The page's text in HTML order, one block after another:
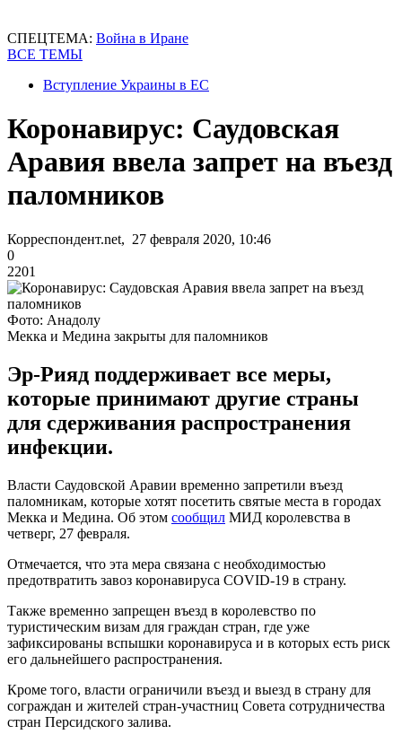
СПЕЦТЕМА: Война в Иране
ВСЕ ТЕМЫ
Вступление Украины в ЕС
Коронавирус: Саудовская
Аравия ввела запрет на въезд
паломников
Корреспондент.net, 27 февраля 2020, 10:46
0
2201
Фото: Анадолу
Мекка и Медина закрыты для паломников
Эр-Рияд поддерживает все меры,
которые принимают другие страны
для сдерживания распространения
инфекции.
Власти Саудовской Аравии временно запретили въезд
паломникам, которые хотят посетить святые места в городах
Мекка и Медина. Об этом сообщил МИД королевства в
четверг, 27 февраля.
Отмечается, что эта мера связана с необходимостью
предотвратить завоз коронавируса COVID-19 в страну.
Также временно запрещен въезд в королевство по
туристическим визам для граждан стран, где уже
зафиксированы вспышки коронавируса и в которых есть риск
его дальнейшего распространения.
Кроме того, власти ограничили въезд и выезд в страну для
сограждан и жителей стран-участниц Совета сотрудничества
стран Персидского залива.